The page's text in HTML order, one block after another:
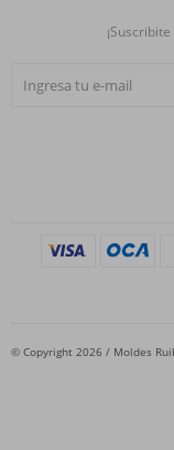
© Copyright 2026 / Moldes